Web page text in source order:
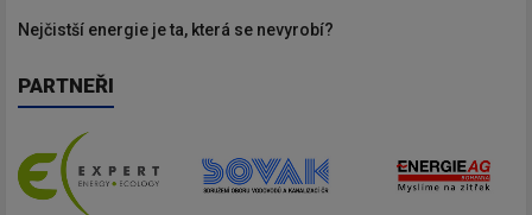
Nejčistší energie je ta, která se nevyrobí?
PARTNEŘI